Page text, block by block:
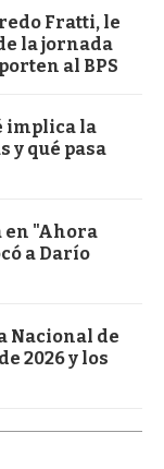
Fratti, le
la jornada
al BPS
implica la
y qué pasa
en "Ahora
a Darío
Nacional de
2026 y los